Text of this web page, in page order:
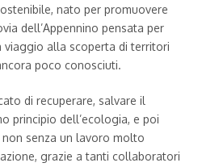
nato per promuovere
dell’Appennino pensata per
viaggio alla scoperta di territori
poco conosciuti.
di recuperare, salvare il
principio dell’ecologia, e poi
senza un lavoro molto
grazie a tanti collaboratori